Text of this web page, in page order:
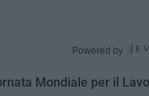
Powered by
Mondiale per il